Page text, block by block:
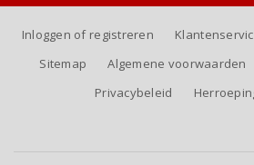
Inloggen of registreren
Sitemap
Algemene voorwaarden
Privacybeleid